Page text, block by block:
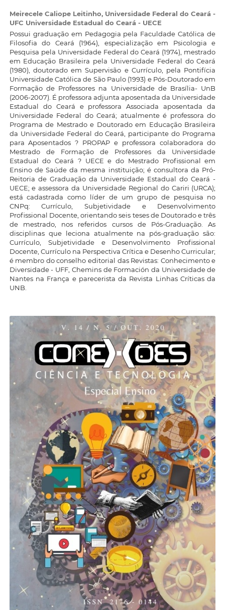
Meirecele Caliope Leitinho, Universidade Federal do Ceará -
UFC Universidade Estadual do Ceará - UECE
Possui graduação em Pedagogia pela Faculdade Católica de
Filosofia do Ceará (1964), especialização em Psicologia e
Pesquisa pela Universidade Federal do Ceará (1974), mestrado
em Educação Brasileira pela Universidade Federal do Ceará
(1980), doutorado em Supervisão e Currículo, pela Pontifícia
Universidade Católica de São Paulo (1993) e Pós-Doutorado em
Formação de Professores na Universidade de Brasília- UnB
(2006-2007). É professora adjunta aposentada da Universidade
Estadual do Ceará e professora Associada aposentada da
Universidade Federal do Ceará; atualmente é professora do
Programa de Mestrado e Doutorado em Educação Brasileira
da Universidade Federal do Ceará, participante do Programa
para Aposentados ? PROPAP e professora colaboradora do
Mestrado de Formação de Professores da Universidade
Estadual do Ceará ? UECE e do Mestrado Profissional em
Ensino de Saúde da mesma instituição; é consultora da Pró-
Reitoria de Graduação da Universidade Estadual do Ceará -
UECE; e assessora da Universidade Regional do Cariri (URCA);
está cadastrada como líder de um grupo de pesquisa no
CNPq: Currículo, Subjetividade e Desenvolvimento
Profissional Docente, orientando seis teses de Doutorado e três
de mestrado, nos referidos cursos de Pós-Graduação. As
disciplinas que leciona atualmente na pós-graduação são:
Currículo, Subjetividade e Desenvolvimento Profissional
Docente, Currículo na Perspectiva Crítica e Desenho Curricular;
é membro do conselho editorial das Revistas: Conhecimento e
Diversidade - UFF, Chemins de Formación da Universidade de
Nantes na França e parecerista da Revista Linhas Críticas da
UNB.